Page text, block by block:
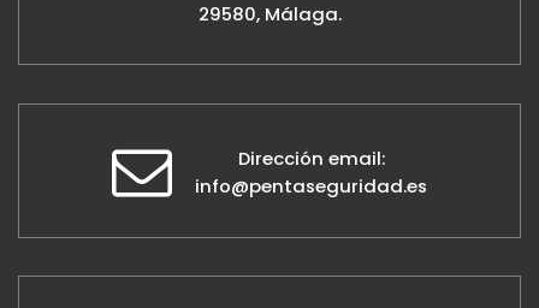
29580, Málaga.
Dirección email:
info@pentaseguridad.es